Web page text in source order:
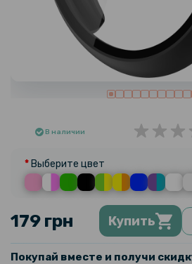
В наличии
Выберите цвет
179 грн Купить
Покупай вместе и получи